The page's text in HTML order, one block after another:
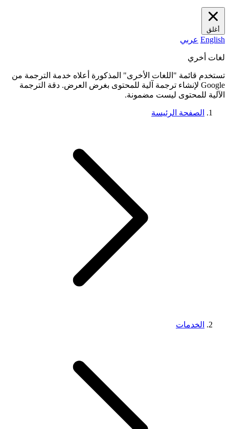
أغلق
English عربي
لغات أخري
تستخدم قائمة "اللغات الأخرى" المذكورة أعلاه خدمة الترجمة من
Google لإنشاء ترجمة آلية للمحتوى بغرض العرض. دقة الترجمة
الآلية للمحتوى ليست مضمونة.
الصفحة الرئيسة
الخدمات